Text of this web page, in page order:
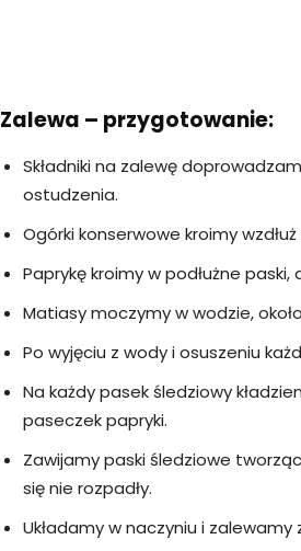
Zalewa – przygotowanie:
Składniki na zalewę
ostudzenia.
Ogórki konserwowe kroimy
Paprykę kroimy w podłużne paski,
Matiasy moczymy w wodzie,
Po wyjęciu z wody i osuszeniu
Na każdy pasek śledziowy
paseczek papryki.
Zawijamy paski śledziowe
się nie rozpadły.
Układamy w naczyniu i zalewamy